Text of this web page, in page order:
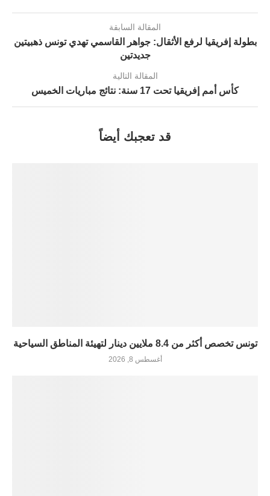
المقالة السابقة
بطولة إفريقيا لرفع الأثقال: جواهر القاسمي تهدي تونس ذهبيتين
جديدتين
المقالة التالية
كأس أمم إفريقيا تحت 17 سنة: نتائج مباريات الخميس
قد تعجبك أيضاً
تونس تخصص أكثر من 8.4 ملايين دينار لتهيئة المناطق السياحية
أغسطس 8, 2026